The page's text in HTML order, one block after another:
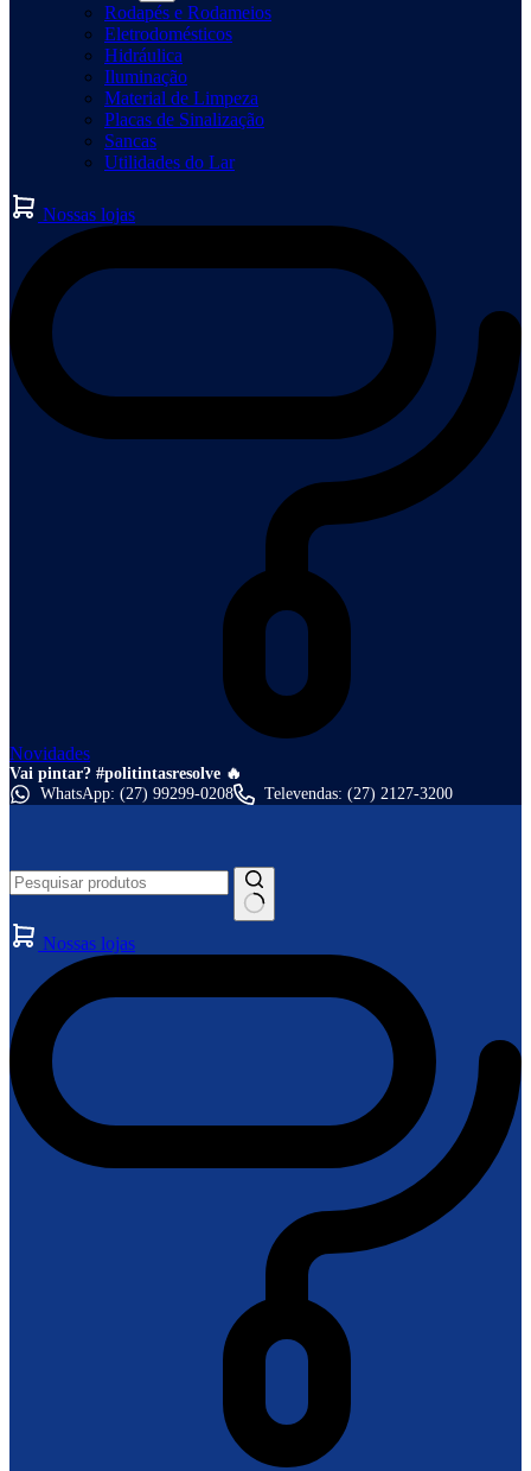
Rodapés e Rodameios
Eletrodomésticos
Hidráulica
Iluminação
Material de Limpeza
Placas de Sinalização
Sancas
Utilidades do Lar
Nossas lojas
Novidades
Vai pintar? #politintasresolve 🔥
WhatsApp: (27) 99299-0208
Televendas: (27) 2127-3200
Nossas lojas